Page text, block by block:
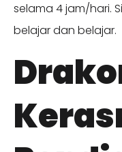
selama 4 jam/hari.
belajar dan belajar.